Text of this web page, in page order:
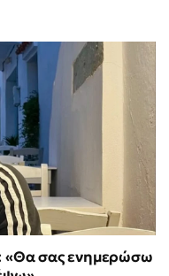
«Θα σας ενημερώσω